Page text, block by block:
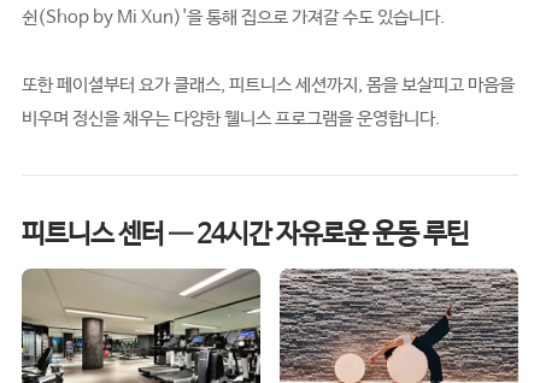
쉰(Shop by Mi Xun)'을 통해 집으로 가져갈 수도 있습니다.
또한 페이셜부터 요가 클래스, 피트니스 세션까지, 몸을 보살피고 마음을
비우며 정신을 채우는 다양한 웰니스 프로그램을 운영합니다.
피트니스 센터 — 24시간 자유로운 운동 루틴